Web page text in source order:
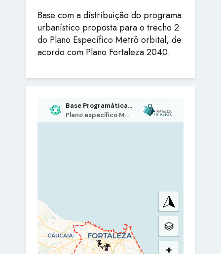
Base com a distribuição do programa
urbanístico proposta para o trecho 2
do Plano Específico Metrô orbital, de
acordo com Plano Fortaleza 2040.